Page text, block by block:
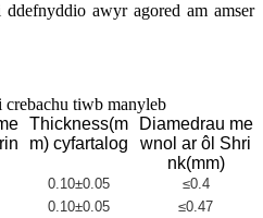
awyr agored am amser
tiwb manyleb
Thickness(m
m) cyfartalog
Diamedrau me
wnol ar ôl Shri
nk(mm)
0.10±0.05 ≤0.4
0.10±0.05 ≤0.47